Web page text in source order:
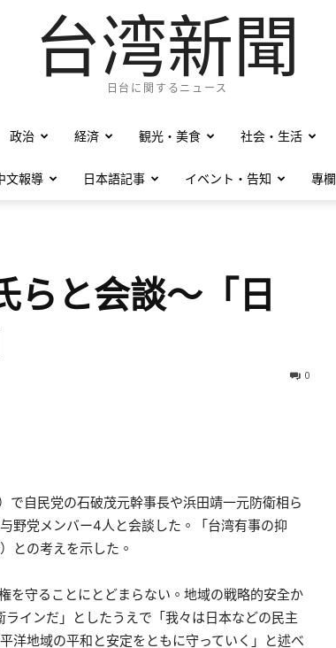
台湾新聞
日台に関するニュース
政治 経済 観光・美食 社会・生活
文報導 日本語記事 イベント・告知 專欄
らと会談～「日
0
自民党の石破茂元幹事長や浜田靖一元防衛相ら
野党メンバー4人と会談した。「台湾有事の抑
との考えを示した。
を守ることにとどまらない。地域の戦略的安全か
インだ」としたうえで「我々は日本などの民主
洋地域の平和と安定をともに守っていく」と述べ